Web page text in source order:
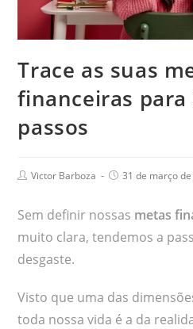
Trace as suas
financeiras para
passos
Victor Barboza 31 de março
Sem definir nossas metas
muito clara, tendemos a
desgaste.
Visto que uma das
toda nossa vida é a da